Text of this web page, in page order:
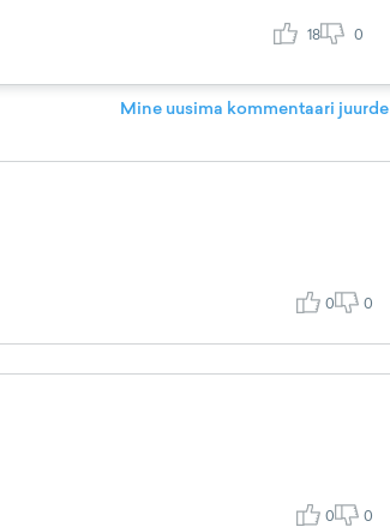
18 0
Mine uusima kommentaari juurde
0 0
0 0